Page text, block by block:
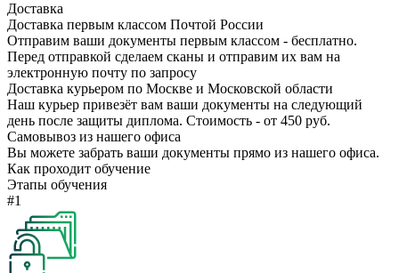
Доставка
Доставка первым классом Почтой России
Отправим ваши документы первым классом - бесплатно.
Перед отправкой сделаем сканы и отправим их вам на
электронную почту по запросу
Доставка курьером по Москве и Московской области
Наш курьер привезёт вам ваши документы на следующий
день после защиты диплома. Стоимость - от 450 руб.
Самовывоз из нашего офиса
Вы можете забрать ваши документы прямо из нашего офиса.
Как проходит обучение
Этапы обучения
#1